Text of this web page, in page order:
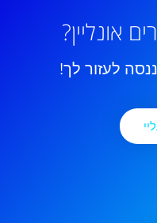
אונליין?
לעזור לך!